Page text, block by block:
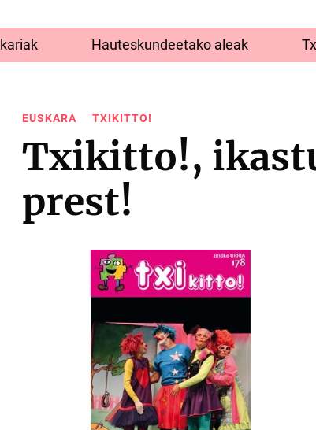
Hauteskundeetako aleak
EUSKARA TXIKITTO!
Txikitto!,
prest!